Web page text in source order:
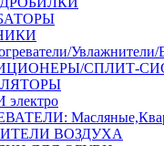
Увлажнители/
СПЛИТ-
ВОЗДУХА